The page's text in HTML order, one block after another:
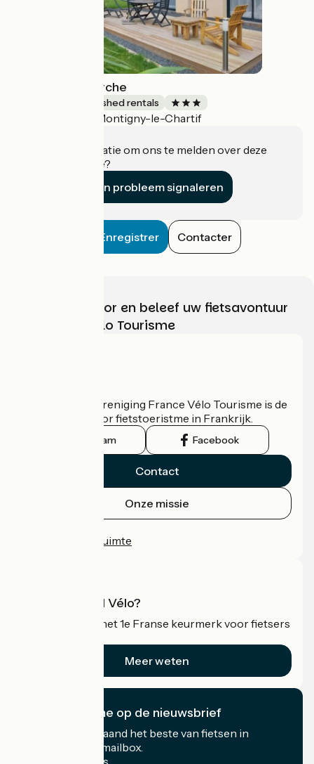
Home Relax Perche
Lodgings and furnished rentals
Montigny-le-Chartif
Heeft u informatie om ons te melden over deze
accommodatie?
Een probleem signaleren
Enregistrer Contacter
Kies, bereid voor en beleef uw fietsavontuur
met France Vélo Tourisme
De nationale vereniging France Vélo Tourisme is de
officiële gids voor fietstoeristme in Frankrijk.
Instagram Facebook
Contact
Onze missie
Professionele ruimte
Wat is Accueil Vélo?
Accueil Vélo is het 1e Franse keurmerk voor fietsers
Meer weten
Ik abonneer me op de nieuwsbrief
Ontvang elke maand het beste van fietsen in
Frankrijk in uw mailbox.